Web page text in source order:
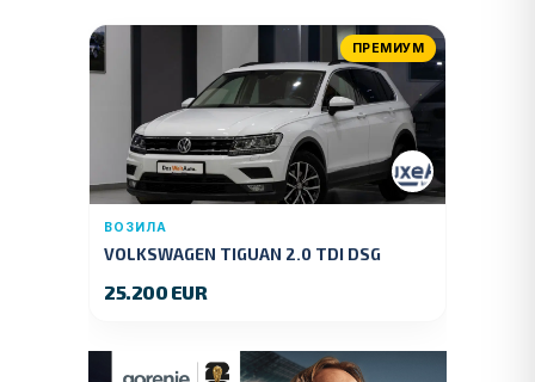
ПРЕМИУМ
ВОЗИЛА
VOLKSWAGEN TIGUAN 2.0 TDI DSG
25.200 EUR